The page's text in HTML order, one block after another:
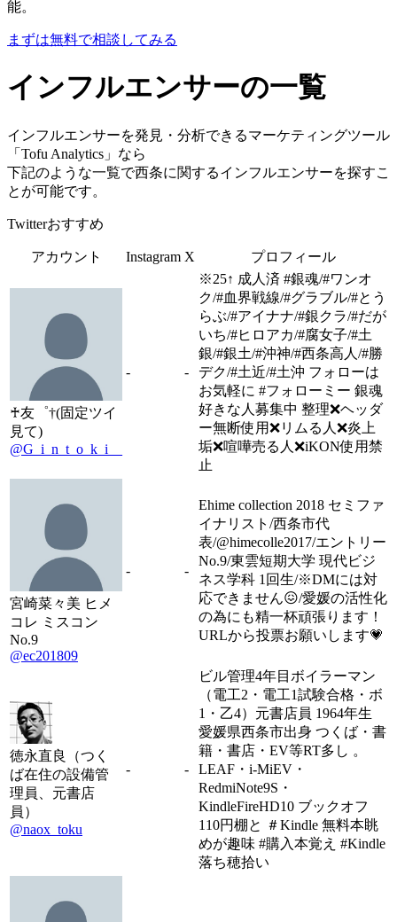
能。
まずは無料で相談してみる
インフルエンサーの一覧
インフルエンサーを発見・分析できるマーケティングツール
「Tofu Analytics」なら
下記のような一覧で西条に関するインフルエンサーを探すこ
とが可能です。
Twitterおすすめ
アカウント Instagram X プロフィール
♰友゜†(固定ツイ
見て)
@G_i_n_t_o_k_i__
- -
※25↑ 成人済 #銀魂/#ワンオ
ク/#血界戦線/#グラブル/#とう
らぶ/#アイナナ/#銀クラ/#だが
いち/#ヒロアカ/#腐女子/#土
銀/#銀土/#沖神/#西条高人/#勝
デク/#土近/#土沖 フォローは
お気軽に #フォローミー 銀魂
好きな人募集中 整理❌ヘッダ
ー無断使用❌リムる人❌炎上
垢❌喧嘩売る人❌iKON使用禁
止
宮崎菜々美 ヒメ
コレ ミスコン
No.9
@ec201809
- -
Ehime collection 2018 セミファ
イナリスト/西条市代
表/@himecolle2017/エントリー
No.9/東雲短期大学 現代ビジ
ネス学科 1回生/※DMには対
応できません😖/愛媛の活性化
の為にも精一杯頑張ります！
URLから投票お願いします💗
徳永直良（つく
ば在住の設備管
理員、元書店
員）
@naox_toku
- -
ビル管理4年目ボイラーマン
（電工2・電工1試験合格・ボ
1・乙4）元書店員 1964年生
愛媛県西条市出身 つくば・書
籍・書店・EV等RT多し 。
LEAF・i-MiEV・
RedmiNote9S・
KindleFireHD10 ブックオフ
110円棚と ＃Kindle 無料本眺
めが趣味 #購入本覚え #Kindle
落ち穂拾い